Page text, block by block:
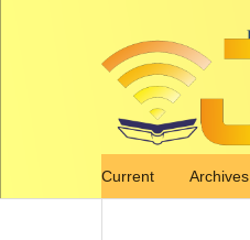
Current Archives